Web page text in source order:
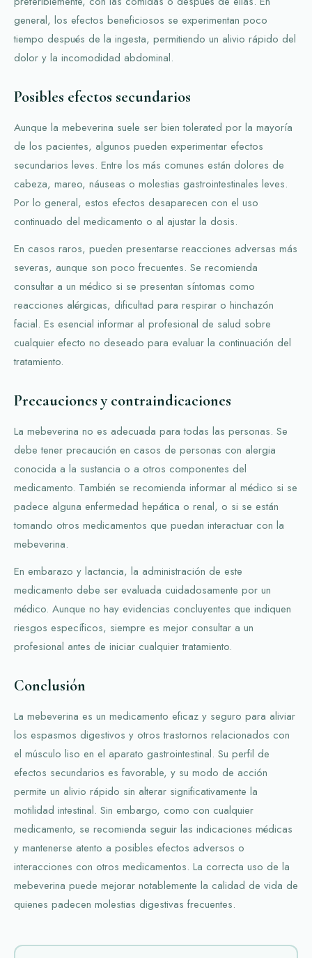
general, los efectos beneficiosos se experimentan poco
tiempo después de la ingesta, permitiendo un alivio rápido del
dolor y la incomodidad abdominal.
Posibles efectos secundarios
Aunque la mebeverina suele ser bien tolerated por la mayoría
de los pacientes, algunos pueden experimentar efectos
secundarios leves. Entre los más comunes están dolores de
cabeza, mareo, náuseas o molestias gastrointestinales leves.
Por lo general, estos efectos desaparecen con el uso
continuado del medicamento o al ajustar la dosis.
En casos raros, pueden presentarse reacciones adversas más
severas, aunque son poco frecuentes. Se recomienda
consultar a un médico si se presentan síntomas como
reacciones alérgicas, dificultad para respirar o hinchazón
facial. Es esencial informar al profesional de salud sobre
cualquier efecto no deseado para evaluar la continuación del
tratamiento.
Precauciones y contraindicaciones
La mebeverina no es adecuada para todas las personas. Se
debe tener precaución en casos de personas con alergia
conocida a la sustancia o a otros componentes del
medicamento. También se recomienda informar al médico si se
padece alguna enfermedad hepática o renal, o si se están
tomando otros medicamentos que puedan interactuar con la
mebeverina.
En embarazo y lactancia, la administración de este
medicamento debe ser evaluada cuidadosamente por un
médico. Aunque no hay evidencias concluyentes que indiquen
riesgos específicos, siempre es mejor consultar a un
profesional antes de iniciar cualquier tratamiento.
Conclusión
La mebeverina es un medicamento eficaz y seguro para aliviar
los espasmos digestivos y otros trastornos relacionados con
el músculo liso en el aparato gastrointestinal. Su perfil de
efectos secundarios es favorable, y su modo de acción
permite un alivio rápido sin alterar significativamente la
motilidad intestinal. Sin embargo, como con cualquier
medicamento, se recomienda seguir las indicaciones médicas
y mantenerse atento a posibles efectos adversos o
interacciones con otros medicamentos. La correcta uso de la
mebeverina puede mejorar notablemente la calidad de vida de
quienes padecen molestias digestivas frecuentes.